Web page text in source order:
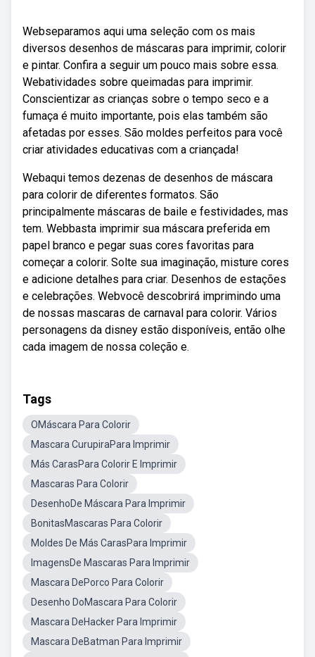
Webseparamos aqui uma seleção com os mais
diversos desenhos de máscaras para imprimir, colorir
e pintar. Confira a seguir um pouco mais sobre essa.
Webatividades sobre queimadas para imprimir.
Conscientizar as crianças sobre o tempo seco e a
fumaça é muito importante, pois elas também são
afetadas por esses. São moldes perfeitos para você
criar atividades educativas com a criançada!
Webaqui temos dezenas de desenhos de máscara
para colorir de diferentes formatos. São
principalmente máscaras de baile e festividades, mas
tem. Webbasta imprimir sua máscara preferida em
papel branco e pegar suas cores favoritas para
começar a colorir. Solte sua imaginação, misture cores
e adicione detalhes para criar. Desenhos de estações
e celebrações. Webvocê descobrirá imprimindo uma
de nossas mascaras de carnaval para colorir. Vários
personagens da disney estão disponíveis, então olhe
cada imagem de nossa coleção e.
Tags
OMáscara Para Colorir
Mascara CurupiraPara Imprimir
Más CarasPara Colorir E Imprimir
Mascaras Para Colorir
DesenhoDe Máscara Para Imprimir
BonitasMascaras Para Colorir
Moldes De Más CarasPara Imprimir
ImagensDe Mascaras Para Imprimir
Mascara DePorco Para Colorir
Desenho DoMascara Para Colorir
Mascara DeHacker Para Imprimir
Mascara DeBatman Para Imprimir